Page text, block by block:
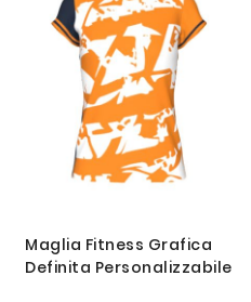
Maglia Fitness Grafica
Definita Personalizzabile